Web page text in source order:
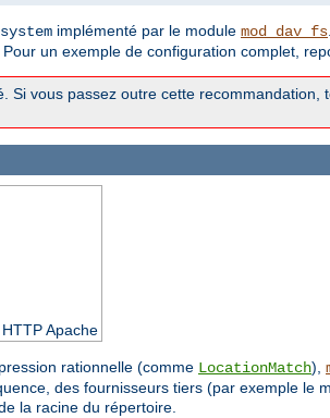
implémenté par le module mod_dav_fs
un exemple de configuration complet,
Si vous passez outre cette
Apache
rationnelle (comme LocationMatch),
des fournisseurs tiers (par exemple le
la racine du répertoire.